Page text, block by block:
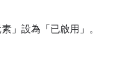
」 設為「已啟用」 。